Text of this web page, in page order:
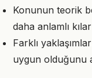
Konunun teorik
daha anlamlı kılar
Farklı
uygun olduğunu